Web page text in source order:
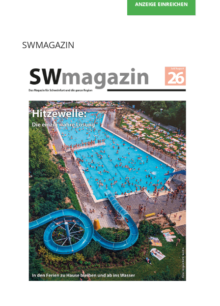
ANZEIGE EINREICHEN
SWMAGAZIN